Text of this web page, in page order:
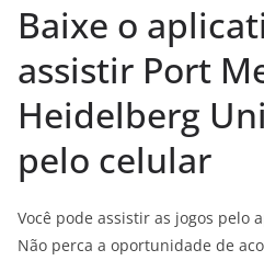
Baixe o
assistir Port
Heidelberg
pelo celular
Você pode assistir as jogos pelo
Não perca a oportunidade de